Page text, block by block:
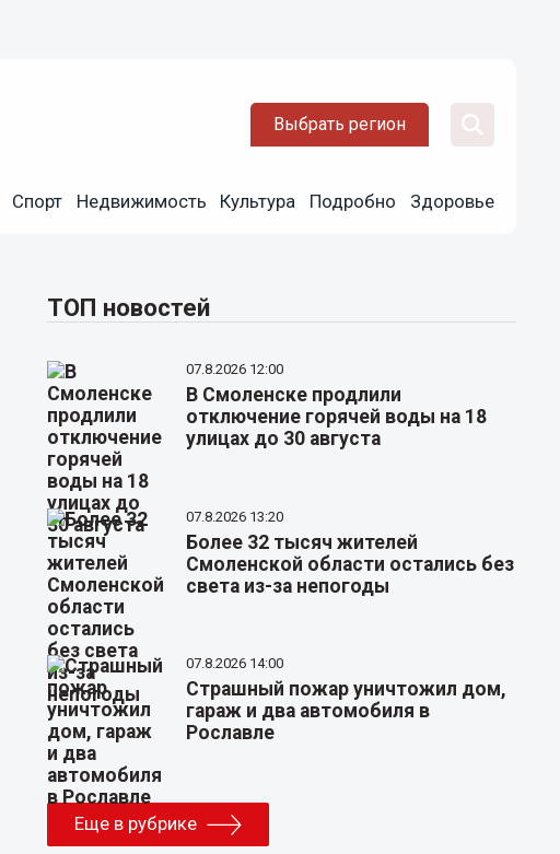
Выбрать регион
Спорт Недвижимость Культура Подробно Здоровье
ТОП новостей
07.8.2026 12:00
В Смоленске продлили
отключение горячей воды на 18
улицах до 30 августа
07.8.2026 13:20
Более 32 тысяч жителей
Смоленской области остались без
света из-за непогоды
07.8.2026 14:00
Страшный пожар уничтожил дом,
гараж и два автомобиля в
Рославле
Еще в рубрике